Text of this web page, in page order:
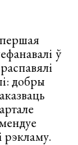
ў
добры
рэкламу.